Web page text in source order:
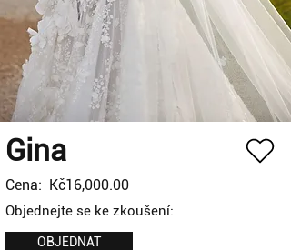
Gina
Cena: Kč16,000.00
Objednejte se ke zkoušení:
OBJEDNAT